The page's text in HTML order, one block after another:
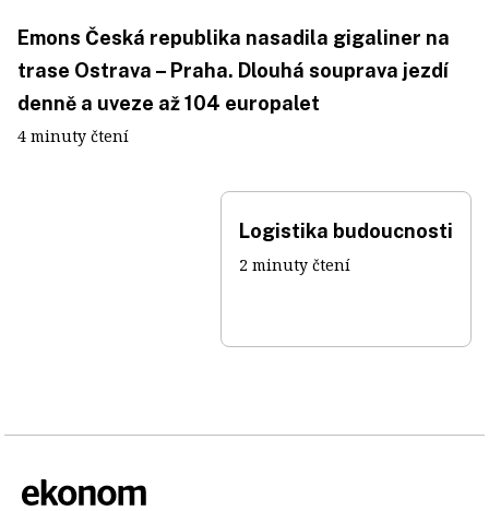
Emons Česká republika nasadila gigaliner na
trase Ostrava – Praha. Dlouhá souprava jezdí
denně a uveze až 104 europalet
4 minuty čtení
Logistika budoucnosti
2 minuty čtení